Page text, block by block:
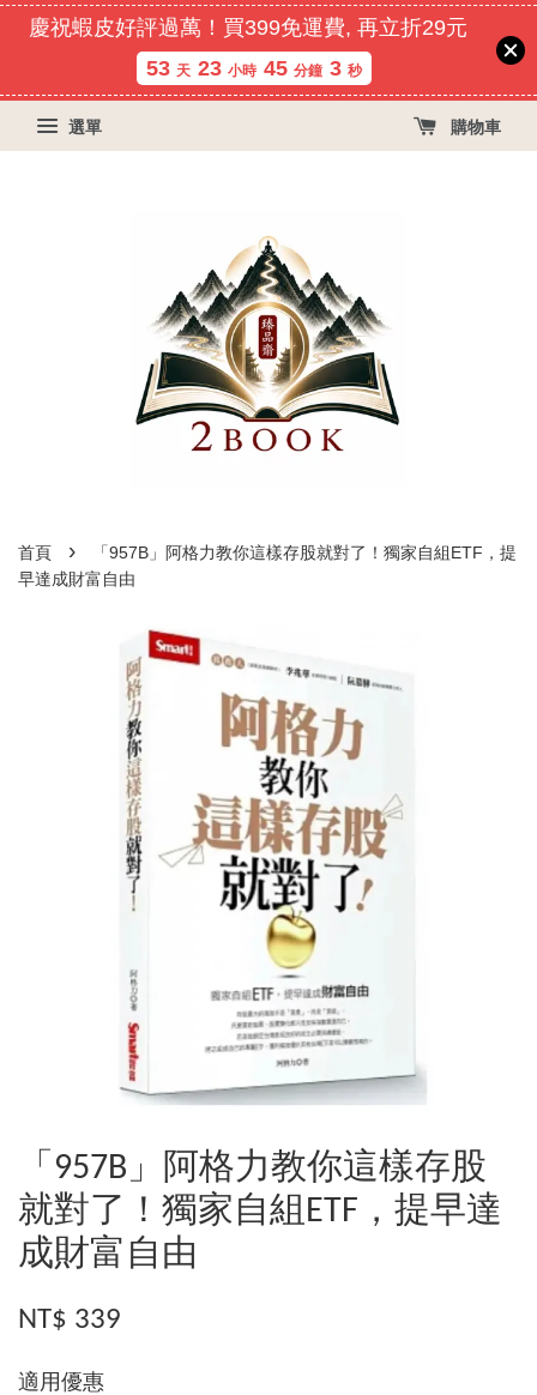
慶祝蝦皮好評過萬！買399免運費, 再立折29元
53 天 23 小時 45 分鐘 2 秒
選單 購物車
首頁 ›
「957B」阿格力教你這樣存股就對了！獨家自組ETF，提
早達成財富自由
「957B」阿格力教你這樣存股
就對了！獨家自組ETF，提早達
成財富自由
NT$ 339
適用優惠